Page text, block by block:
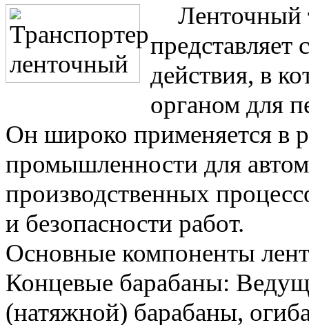
Ленточный
действия, в
органом для
Он широко применяется в
промышленности для
производственных
и безопасности работ.
Основные компоненты
Концевые барабаны:
(натяжной) барабаны,